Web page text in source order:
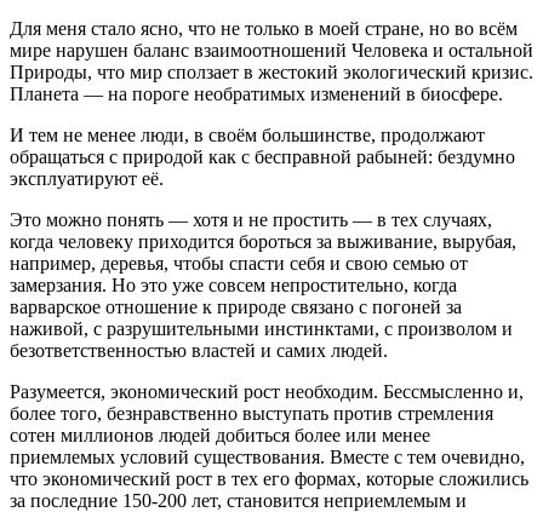
Для меня стало ясно, что не только в моей стране, но во всём
мире нарушен баланс взаимоотношений Человека и остальной
Природы, что мир сползает в жестокий экологический кризис.
Планета — на пороге необратимых изменений в биосфере.
И тем не менее люди, в своём большинстве, продолжают
обращаться с природой как с бесправной рабыней: бездумно
эксплуатируют её.
Это можно понять — хотя и не простить — в тех случаях,
когда человеку приходится бороться за выживание, вырубая,
например, деревья, чтобы спасти себя и свою семью от
замерзания. Но это уже совсем непростительно, когда
варварское отношение к природе связано с погоней за
наживой, с разрушительными инстинктами, с произволом и
безответственностью властей и самих людей.
Разумеется, экономический рост необходим. Бессмысленно и,
более того, безнравственно выступать против стремления
сотен миллионов людей добиться более или менее
приемлемых условий существования. Вместе с тем очевидно,
что экономический рост в тех его формах, которые сложились
за последние 150-200 лет, становится неприемлемым и